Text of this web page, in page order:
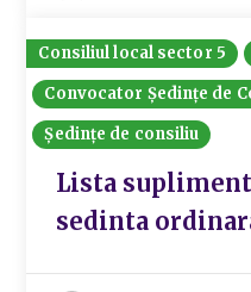
Consiliul local sector 5
Convocator Ședințe de
Ședințe de consiliu
Lista
sedinta